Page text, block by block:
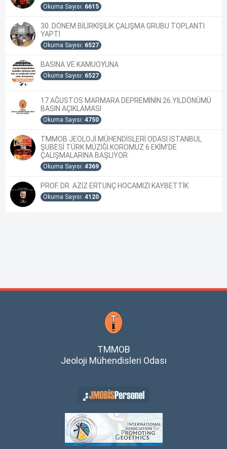
Okuma Sayısı: 6615
30. DÖNEM BİLİRKİŞİLİK ÇALIŞMA GRUBU TOPLANTI
YAPTI
Okuma Sayısı: 6527
BASINA VE KAMUOYUNA
Okuma Sayısı: 6527
17 AĞUSTOS MARMARA DEPREMİNİN 26.YILDÖNÜMÜ
BASIN AÇIKLAMASI
Okuma Sayısı: 4750
TMMOB JEOLOJİ MÜHENDİSLERİ ODASI İSTANBUL
ŞUBESİ TÜRK MÜZİĞİ KOROMUZ 6 EKİM’DE
ÇALIŞMALARINA BAŞLIYOR
Okuma Sayısı: 4369
PROF. DR. AZİZ ERTUNÇ HOCAMIZI KAYBETTİK
Okuma Sayısı: 4120
TMMOB
Jeoloji Mühendisleri Odası